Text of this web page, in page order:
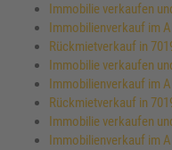
Immobilie verkaufen
Immobilienverkauf im
Rückmietverkauf in
Immobilie verkaufen
Immobilienverkauf im
Rückmietverkauf in
Immobilie verkaufen
Immobilienverkauf im